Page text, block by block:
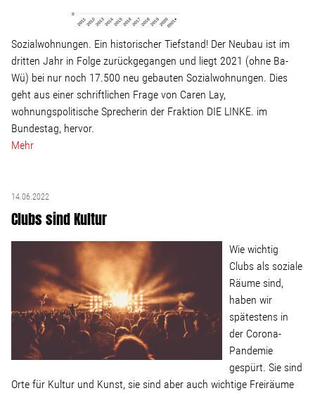
Sozialwohnungen. Ein historischer Tiefstand! Der Neubau ist im
dritten Jahr in Folge zurückgegangen und liegt 2021 (ohne Ba-
Wü) bei nur noch 17.500 neu gebauten Sozialwohnungen. Dies
geht aus einer schriftlichen Frage von Caren Lay,
wohnungspolitische Sprecherin der Fraktion DIE LINKE. im
Bundestag, hervor.
Mehr
14.06.2022
Clubs sind Kultur
Wie wichtig
Clubs als soziale
Räume sind,
haben wir
spätestens in
der Corona-
Pandemie
gespürt. Sie sind
Orte für Kultur und Kunst, sie sind aber auch wichtige Freiräume